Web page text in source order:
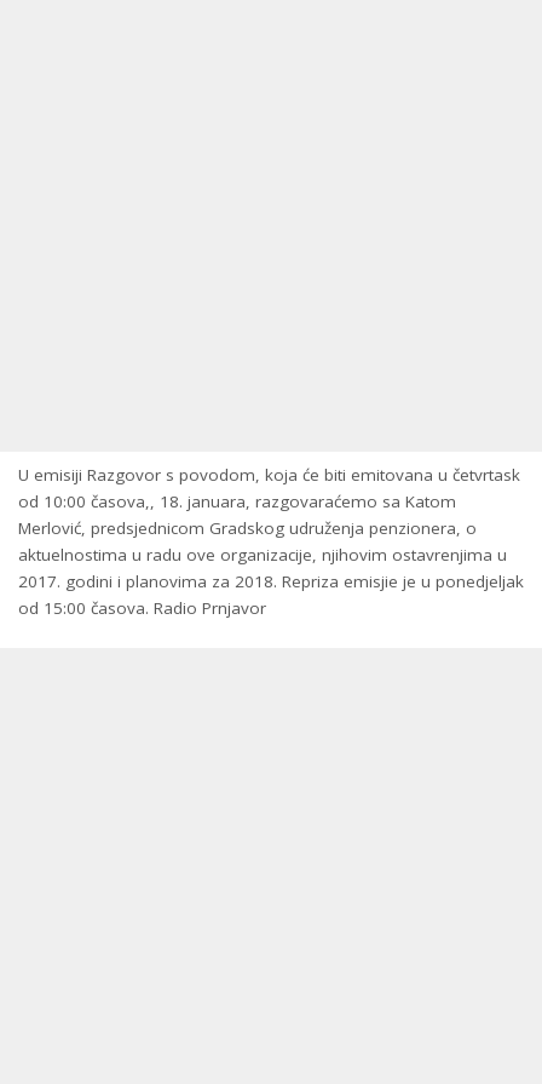
U emisiji Razgovor s povodom, koja će biti emitovana u četvrtask
od 10:00 časova,, 18. januara, razgovaraćemo sa Katom
Merlović, predsjednicom Gradskog udruženja penzionera, o
aktuelnostima u radu ove organizacije, njihovim ostavrenjima u
2017. godini i planovima za 2018. Repriza emisjie je u ponedjeljak
od 15:00 časova. Radio Prnjavor